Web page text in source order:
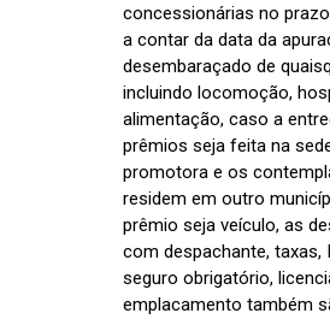
concessionárias no
a contar da data da
desembaraçado de
incluindo locomoção,
alimentação, caso a
prêmios seja feita na
promotora e os
residem em outro
prêmio seja veículo, as
com despachante, taxas,
seguro obrigatório,
emplacamento também